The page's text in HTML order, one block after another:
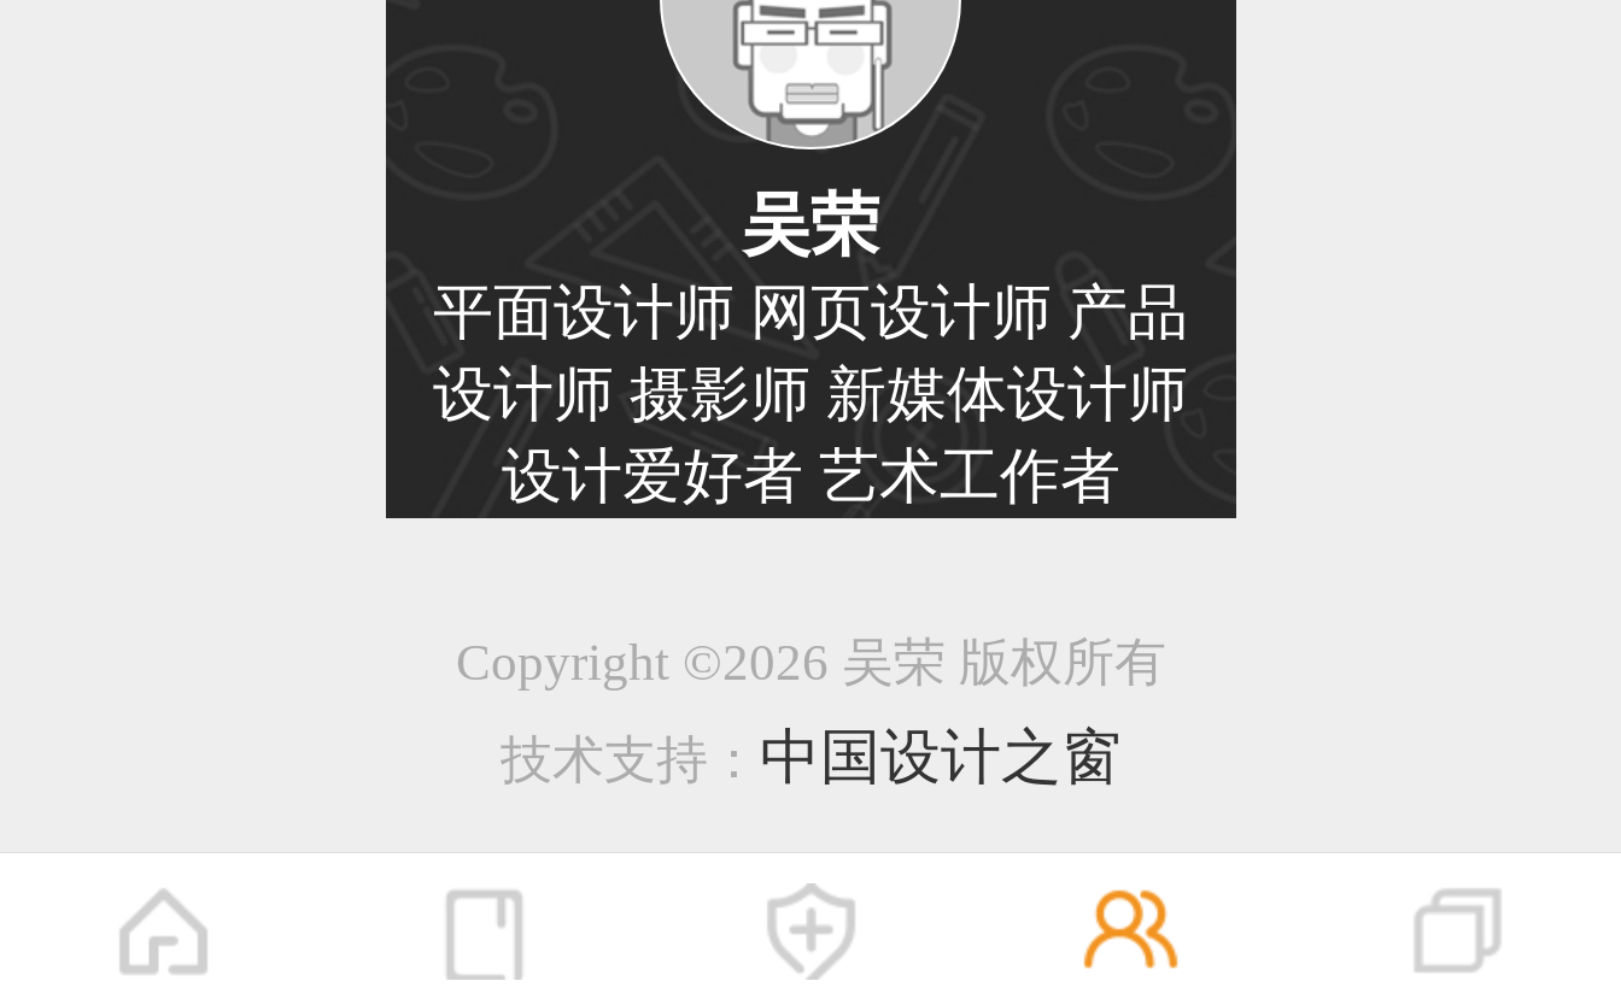
恭喜133****6466用户作品已成功备案！
恭喜131****1475用户作品已成功备案！
恭喜133****8874用户作品已成功备案！
恭喜133****9020用户作品已成功备案！
恭喜136****9807用户作品已成功备案！
吴荣
平面设计师 网页设计师 产品
设计师 摄影师 新媒体设计师
设计爱好者 艺术工作者
Copyright ©2026 吴荣 版权所有
技术支持： 中国设计之窗